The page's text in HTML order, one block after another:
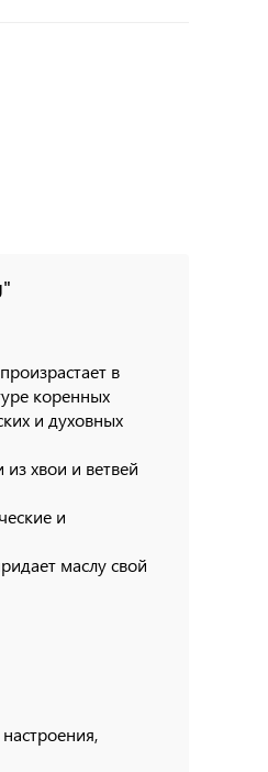
в
коренных
и духовных
хвои и ветвей
и
маслу свой